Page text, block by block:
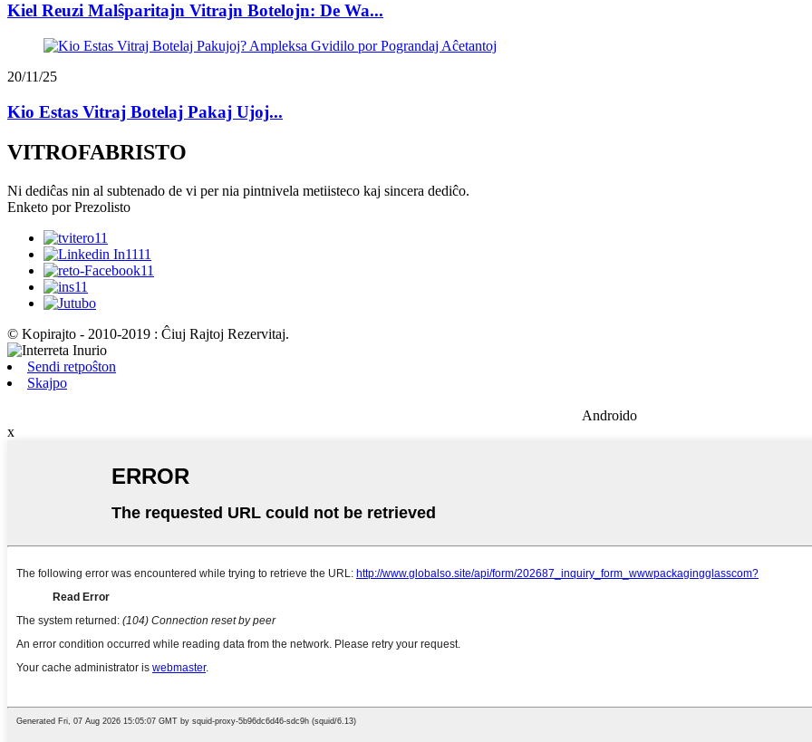
Kiel Reuzi Malŝparitajn Vitrajn Botelojn: De Wa...
20/11/25
Kio Estas Vitraj Botelaj Pakaj Ujoj...
VITROFABRISTO
Ni dediĉas nin al subtenado de vi per nia pintnivela metiisteco kaj sincera dediĉo.
Enketo por Prezolisto
© Kopirajto - 2010-2019 : Ĉiuj Rajtoj Rezervitaj.
Sendi retpoŝton
Skajpo
Androido
x